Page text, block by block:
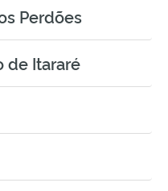
Perdões
de Itararé